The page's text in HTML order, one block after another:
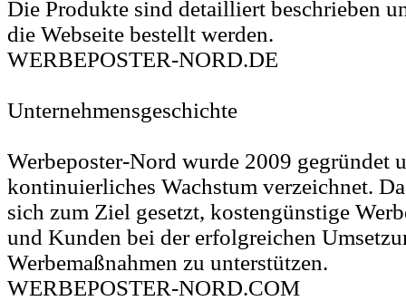
Die Produkte sind detailliert beschrieben
die Webseite bestellt werden.
WERBEPOSTER-NORD.DE
Unternehmensgeschichte
Werbeposter-Nord wurde 2009 gegründet
kontinuierliches Wachstum verzeichnet.
sich zum Ziel gesetzt, kostengünstige
und Kunden bei der erfolgreichen
Werbemaßnahmen zu unterstützen.
WERBEPOSTER-NORD.COM